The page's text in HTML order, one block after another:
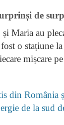
de
Maria au
o stațiune
mișcare pe
din România
de la sud